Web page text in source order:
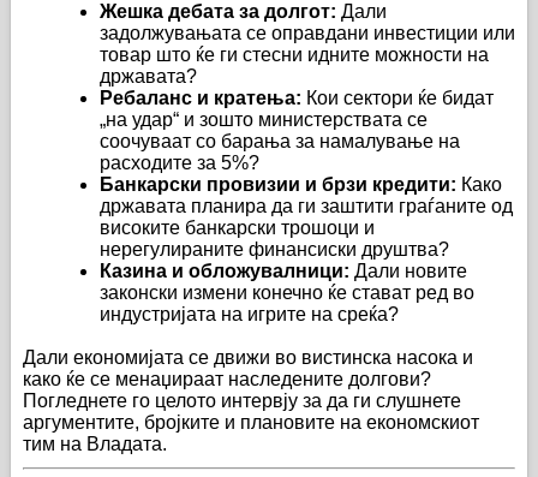
Жешка дебата за долгот: Дали
задолжувањата се оправдани инвестиции или
товар што ќе ги стесни идните можности на
државата?
Ребаланс и кратења: Кои сектори ќе бидат
„на удар“ и зошто министерствата се
соочуваат со барања за намалување на
расходите за 5%?
Банкарски провизии и брзи кредити: Како
државата планира да ги заштити граѓаните од
високите банкарски трошоци и
нерегулираните финансиски друштва?
Казина и обложувалници: Дали новите
законски измени конечно ќе стават ред во
индустријата на игрите на среќа?
Дали економијата се движи во вистинска насока и
како ќе се менаџираат наследените долгови?
Погледнете го целото интервју за да ги слушнете
аргументите, бројките и плановите на економскиот
тим на Владата.